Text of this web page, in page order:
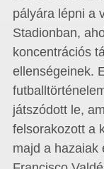
pályára lépni a
Stadionban,
koncentrációs
ellenségeinek.
játszódott le,
felsorakozott a
majd a hazaiak